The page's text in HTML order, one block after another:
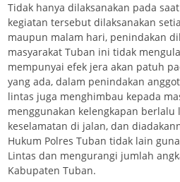
Tidak hanya dilaksanakan pada
kegiatan tersebut dilaksanakan
maupun malam hari, penindakan
masyarakat Tuban ini tidak
mempunyai efek jera akan patuh
yang ada, dalam penindakan
lintas juga menghimbau kepada
menggunakan kelengkapan
keselamatan di jalan, dan
Hukum Polres Tuban tidak lain
Lintas dan mengurangi jumlah
Kabupaten Tuban.